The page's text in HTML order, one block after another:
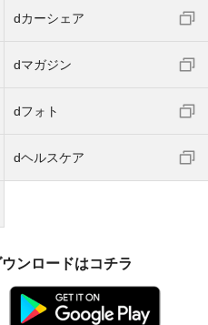
dカーシェア
dマガジン
dフォト
dヘルスケア
ンロードはコチラ